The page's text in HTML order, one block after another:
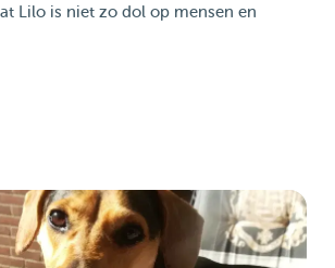
Lilo is niet zo dol op mensen en